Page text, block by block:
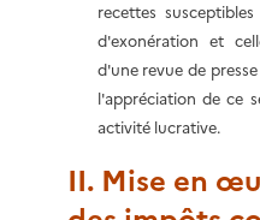
recettes
d'exonération et
d'une revue de
l'appréciation de ce
activité lucrative.
II. Mise en